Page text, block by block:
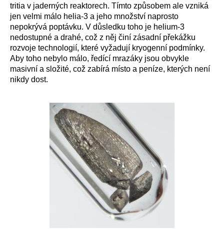
tritia v jaderných reaktorech. Tímto způsobem ale vzniká
jen velmi málo helia-3 a jeho množství naprosto
nepokrývá poptávku. V důsledku toho je helium-3
nedostupné a drahé, což z něj činí zásadní překážku
rozvoje technologií, které vyžadují kryogenní podmínky.
Aby toho nebylo málo, ředící mrazáky jsou obvykle
masivní a složité, což zabírá místo a peníze, kterých není
nikdy dost.